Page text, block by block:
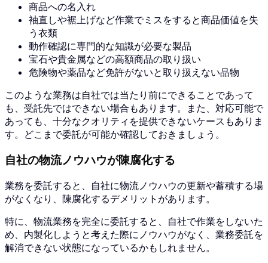
商品への名入れ
袖直しや裾上げなど作業でミスをすると商品価値を失
う衣類
動作確認に専門的な知識が必要な製品
宝石や貴金属などの高額商品の取り扱い
危険物や薬品など免許がないと取り扱えない品物
このような業務は自社では当たり前にできることであって
も、受託先ではできない場合もあります。また、対応可能で
あっても、十分なクオリティを提供できないケースもありま
す。どこまで委託が可能か確認しておきましょう。
自社の物流ノウハウが陳腐化する
業務を委託すると、自社に物流ノウハウの更新や蓄積する場
がなくなり、陳腐化するデメリットがあります。
特に、物流業務を完全に委託すると、自社で作業をしないた
め、内製化しようと考えた際にノウハウがなく、業務委託を
解消できない状態になっているかもしれません。